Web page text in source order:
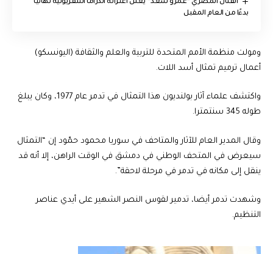
الفنان المصري “عمرو سعد” يعلن اعتزاله الدراما التلفزيونية نهائيًا
بدءًا من العام المقبل
ومولت منظمة الأمم المتحدة للتربية والعلم والثقافة (اليونسكو)
أعمال ترميم تمثال أسد اللات.
واكتشف علماء آثار بولنديون هذا التمثال في تدمر عام 1977، وكان يبلغ
طوله 345 سنتمترا.
وقال المدير العام للآثار والمتاحف في سوريا محمود حمّود إن “التمثال
سيعرض في المتحف الوطني في دمشق في الوقت الراهن، إلا أنه قد
ينقل إلى مكانه في تدمر في مرحلة لاحقة”.
وشهدت تدمر أيضا، تدمير لقوس النصر الشهير على أيدي عناصر
التنظيم.